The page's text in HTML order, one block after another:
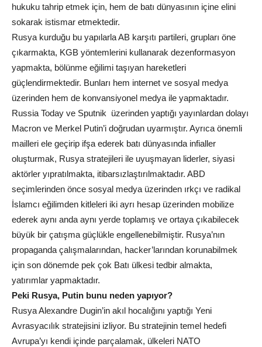
hukuku tahrip etmek için, hem de batı dünyasının içine elini
sokarak istismar etmektedir.
Rusya kurduğu bu yapılarla AB karşıtı partileri, grupları öne
çıkarmakta, KGB yöntemlerini kullanarak dezenformasyon
yapmakta, bölünme eğilimi taşıyan hareketleri
güçlendirmektedir. Bunları hem internet ve sosyal medya
üzerinden hem de konvansiyonel medya ile yapmaktadır.
Russia Today ve Sputnik üzerinden yaptığı yayınlardan dolayı
Macron ve Merkel Putin’i doğrudan uyarmıştır. Ayrıca önemli
mailleri ele geçirip ifşa ederek batı dünyasında infialler
oluşturmak, Rusya stratejileri ile uyuşmayan liderler, siyasi
aktörler yıpratılmakta, itibarsızlaştırılmaktadır. ABD
seçimlerinden önce sosyal medya üzerinden ırkçı ve radikal
İslamcı eğilimden kitleleri iki ayrı hesap üzerinden mobilize
ederek aynı anda aynı yerde toplamış ve ortaya çıkabilecek
büyük bir çatışma güçlükle engellenebilmiştir. Rusya’nın
propaganda çalışmalarından, hacker’larından korunabilmek
için son dönemde pek çok Batı ülkesi tedbir almakta,
yatırımlar yapmaktadır.
Peki Rusya, Putin bunu neden yapıyor?
Rusya Alexandre Dugin’in akıl hocalığını yaptığı Yeni
Avrasyacılık stratejisini izliyor. Bu stratejinin temel hedefi
Avrupa’yı kendi içinde parçalamak, ülkeleri NATO